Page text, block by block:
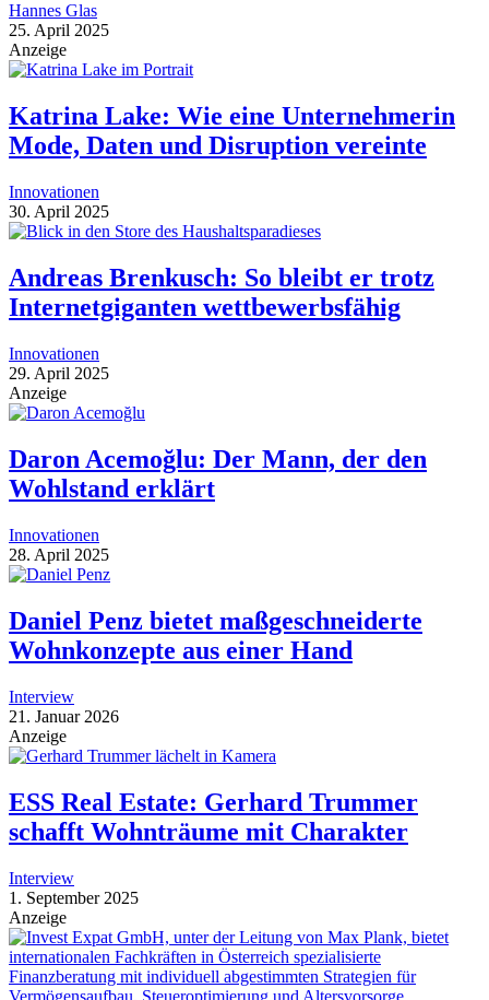
Hannes Glas
25. April 2025
Anzeige
Katrina Lake: Wie eine Unternehmerin
Mode, Daten und Disruption vereinte
Innovationen
30. April 2025
Andreas Brenkusch: So bleibt er trotz
Internetgiganten wettbewerbsfähig
Innovationen
29. April 2025
Anzeige
Daron Acemoğlu: Der Mann, der den
Wohlstand erklärt
Innovationen
28. April 2025
Daniel Penz bietet maßgeschneiderte
Wohnkonzepte aus einer Hand
Interview
21. Januar 2026
Anzeige
ESS Real Estate: Gerhard Trummer
schafft Wohnträume mit Charakter
Interview
1. September 2025
Anzeige